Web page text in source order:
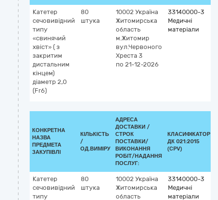
Катетер
сечовивідний
типу
«свинячий
хвіст» ( з
закритим
дистальним
кінцем)
діаметр 2,0
(Fr6)
80
штука
10002 Україна
Житомирська
область
м.Житомир
вул.Червоного
Хреста 3
по 21-12-2026
33140000-3
Медичні
матеріали
КОНКРЕТНА
НАЗВА
ПРЕДМЕТА
ЗАКУПІВЛІ
КІЛЬКІСТЬ
/
ОД.ВИМІРУ
АДРЕСА
ДОСТАВКИ /
СТРОК
ПОСТАВКИ/
ВИКОНАННЯ
РОБІТ/НАДАННЯ
ПОСЛУГ:
КЛАСИФІКАТОР
ДК 021:2015
(CPV)
Катетер
сечовивідний
типу
80
штука
10002 Україна
Житомирська
область
33140000-3
Медичні
матеріали